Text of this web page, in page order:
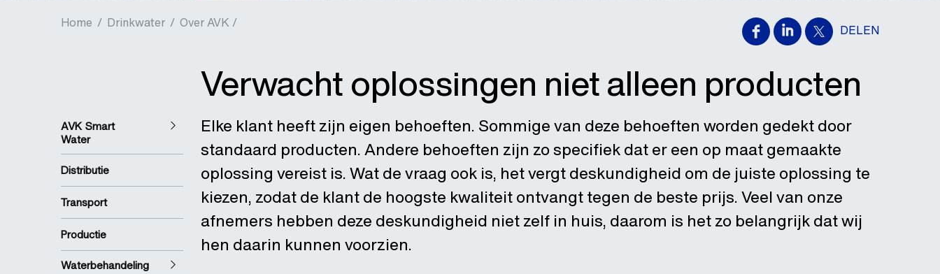
Home / Drinkwater / Over AVK / DELEN
AVK Smart
Water
Distributie
Transport
Productie
Waterbehandeling
Verwacht oplossingen niet alleen producten
Elke klant heeft zijn eigen behoeften. Sommige van deze behoeften worden gedekt door
standaard producten. Andere behoeften zijn zo specifiek dat er een op maat gemaakte
oplossing vereist is. Wat de vraag ook is, het vergt deskundigheid om de juiste oplossing te
kiezen, zodat de klant de hoogste kwaliteit ontvangt tegen de beste prijs. Veel van onze
afnemers hebben deze deskundigheid niet zelf in huis, daarom is het zo belangrijk dat wij
hen daarin kunnen voorzien.